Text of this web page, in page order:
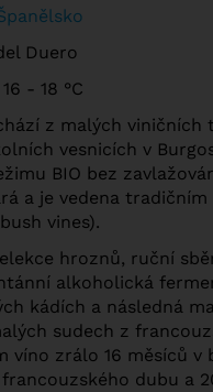
Duero
16 - 18 °C
z malých viničních
vesnicích v
BIO bez
a je vedena tradičním
vines).
hroznů, ruční
alkoholická
kádích a následná
sudech z
víno zrálo 16 měsíců v
dubu a